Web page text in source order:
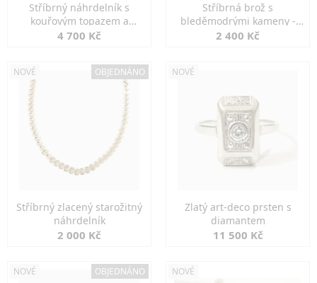
Stříbrný náhrdelník s
kouřovým topazem a
markazity
4 700 Kč
Stříbrná brož s
bleděmodrými kameny -
jemná elegance
2 400 Kč
NOVÉ OBJEDNÁNO
Stříbrný zlacený starožitný
náhrdelník
2 000 Kč
NOVÉ
Zlatý art-deco prsten s
diamantem
11 500 Kč
NOVÉ OBJEDNÁNO NOVÉ